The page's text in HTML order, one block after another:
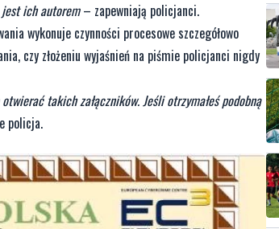
ich autorem– zapewniają policjanci.
wykonuje czynności procesowe szczegółowo
czy złożeniu wyjaśnień na piśmie policjanci nigdy
takich załączników. Jeśli otrzymałeś podobną
policja.